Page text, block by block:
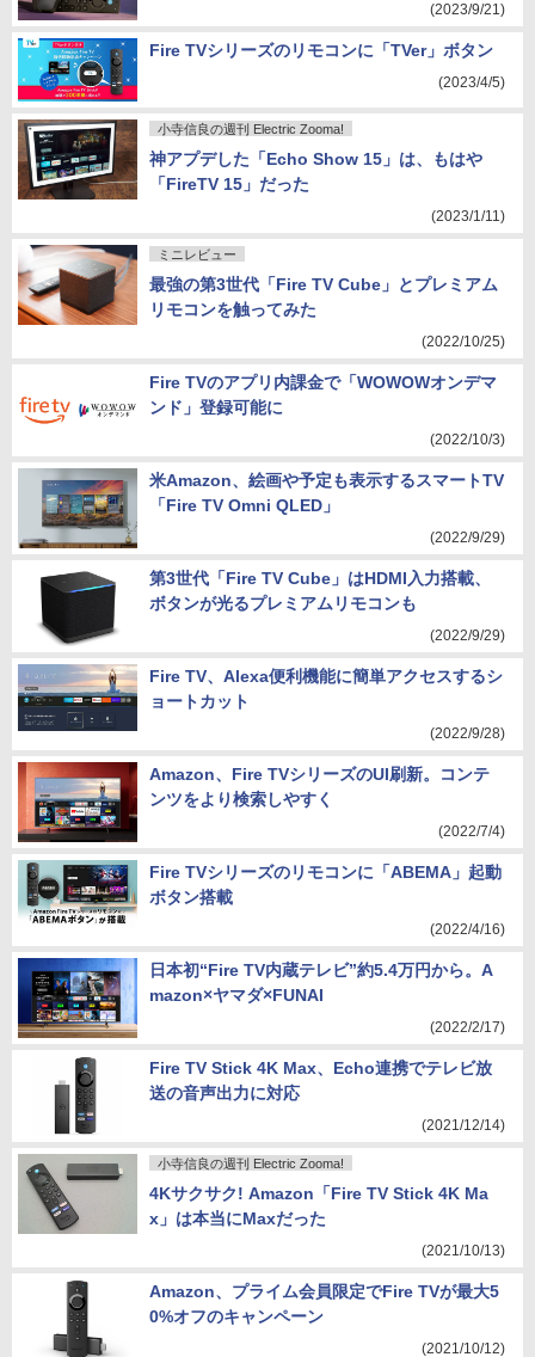
(2023/9/21)
Fire TVシリーズのリモコンに「TVer」ボタン
(2023/4/5)
小寺信良の週刊 Electric Zooma!
神アプデした「Echo Show 15」は、もはや
「FireTV 15」だった
(2023/1/11)
ミニレビュー
最強の第3世代「Fire TV Cube」とプレミアム
リモコンを触ってみた
(2022/10/25)
Fire TVのアプリ内課金で「WOWOWオンデマ
ンド」登録可能に
(2022/10/3)
米Amazon、絵画や予定も表示するスマートTV
「Fire TV Omni QLED」
(2022/9/29)
第3世代「Fire TV Cube」はHDMI入力搭載、
ボタンが光るプレミアムリモコンも
(2022/9/29)
Fire TV、Alexa便利機能に簡単アクセスするシ
ョートカット
(2022/9/28)
Amazon、Fire TVシリーズのUI刷新。コンテ
ンツをより検索しやすく
(2022/7/4)
Fire TVシリーズのリモコンに「ABEMA」起動
ボタン搭載
(2022/4/16)
日本初“Fire TV内蔵テレビ”約5.4万円から。A
mazon×ヤマダ×FUNAI
(2022/2/17)
Fire TV Stick 4K Max、Echo連携でテレビ放
送の音声出力に対応
(2021/12/14)
小寺信良の週刊 Electric Zooma!
4Kサクサク! Amazon「Fire TV Stick 4K Ma
x」は本当にMaxだった
(2021/10/13)
Amazon、プライム会員限定でFire TVが最大5
0%オフのキャンペーン
(2021/10/12)